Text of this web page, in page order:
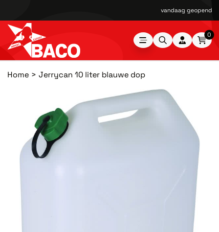
vandaag geopend
0
Home Jerrycan 10 liter blauwe dop